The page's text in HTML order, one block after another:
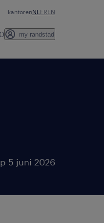
kantorenNL FREN
0 my randstad
5 juni 2026